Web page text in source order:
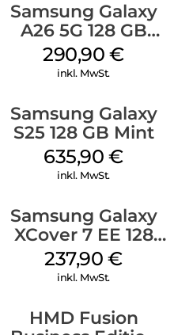
Samsung Galaxy
A26 5G 128 GB
Mint
290,90€
inkl. MwSt.
Samsung Galaxy
S25 128 GB Mint
635,90€
inkl. MwSt.
Samsung Galaxy
XCover 7 EE 128
GB Black
237,90€
inkl. MwSt.
HMD Fusion